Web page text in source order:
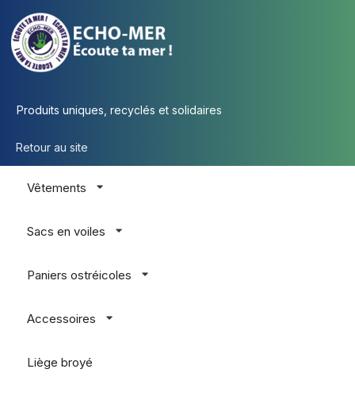
Produits uniques, recyclés et solidaires
Retour au site
Vêtements
Sacs en voiles
Paniers ostréicoles
Accessoires
Liège broyé